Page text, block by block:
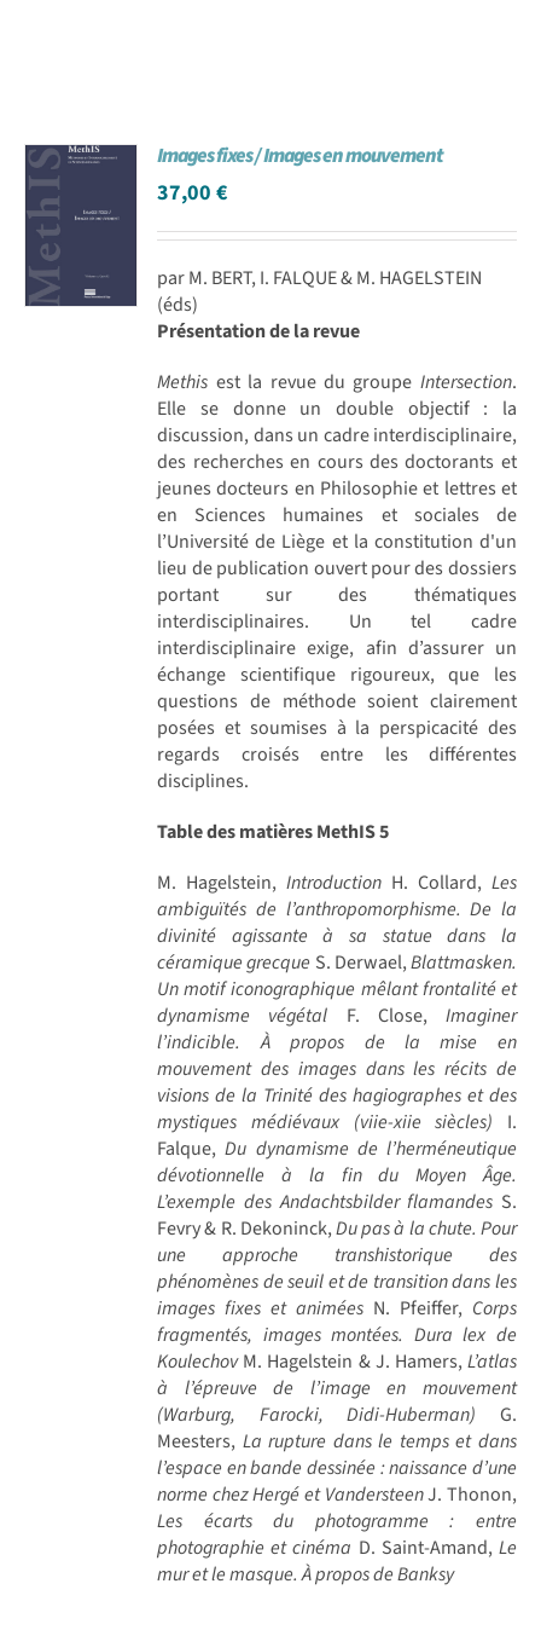
Images fixes / Images en mouvement
37,00€
par M. BERT, I. FALQUE & M. HAGELSTEIN
(éds)
Présentation de la revue
Methis est la revue du groupe Intersection.
Elle se donne un double objectif : la
discussion, dans un cadre interdisciplinaire,
des recherches en cours des doctorants et
jeunes docteurs en Philosophie et lettres et
en Sciences humaines et sociales de
l’Université de Liège et la constitution d'un
lieu de publication ouvert pour des dossiers
portant sur des thématiques
interdisciplinaires. Un tel cadre
interdisciplinaire exige, afin d’assurer un
échange scientifique rigoureux, que les
questions de méthode soient clairement
posées et soumises à la perspicacité des
regards croisés entre les différentes
disciplines.
Table des matières MethIS 5
M. Hagelstein, Introduction H. Collard, Les
ambiguïtés de l’anthropomorphisme. De la
divinité agissante à sa statue dans la
céramique grecque S. Derwael,Blattmasken.
Un motif iconographique mêlant frontalité et
dynamisme végétal F. Close,Imaginer
l’indicible. À propos de la mise en
mouvement des images dans les récits de
visions de la Trinité des hagiographes et des
mystiques médiévaux (viie-xiie siècles) I.
Falque,Du dynamisme de l’herméneutique
dévotionnelle à la fin du Moyen Âge.
L’exemple des Andachtsbilder flamandes S.
Fevry & R. Dekoninck,Du pas à la chute. Pour
une approche transhistorique des
phénomènes de seuil et de transition dans les
images fixes et animées N. Pfeiffer, Corps
fragmentés, images montées. Dura lex de
KoulechovM. Hagelstein & J. Hamers,L’atlas
à l’épreuve de l’image en mouvement
(Warburg, Farocki, Didi-Huberman) G.
Meesters, La rupture dans le temps et dans
l’espace en bande dessinée : naissance d’une
norme chez Hergé et VandersteenJ. Thonon,
Les écarts du photogramme : entre
photographie et cinéma D. Saint-Amand, Le
mur et le masque. À propos de Banksy